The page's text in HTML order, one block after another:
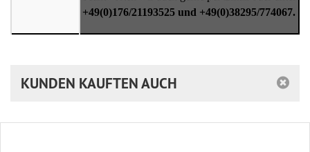
+49(0)176/21193525 und +49(0)38295/774067.
KUNDEN KAUFTEN AUCH